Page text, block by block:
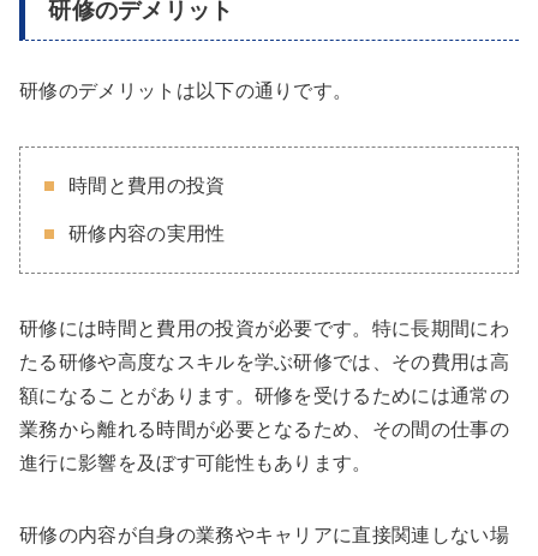
研修のデメリット
研修のデメリットは以下の通りです。
時間と費用の投資
研修内容の実用性
研修には時間と費用の投資が必要です。特に長期間にわ
たる研修や高度なスキルを学ぶ研修では、その費用は高
額になることがあります。研修を受けるためには通常の
業務から離れる時間が必要となるため、その間の仕事の
進行に影響を及ぼす可能性もあります。
研修の内容が自身の業務やキャリアに直接関連しない場